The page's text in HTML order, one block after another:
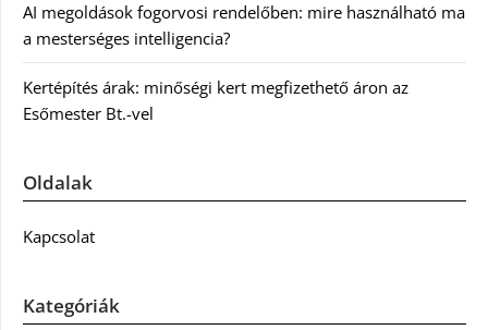
AI megoldások fogorvosi rendelőben: mire használható ma
a mesterséges intelligencia?
Kertépítés árak: minőségi kert megfizethető áron az
Esőmester Bt.-vel
Oldalak
Kapcsolat
Kategóriák